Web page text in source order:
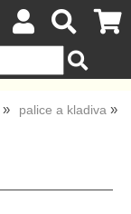
palice a kladiva